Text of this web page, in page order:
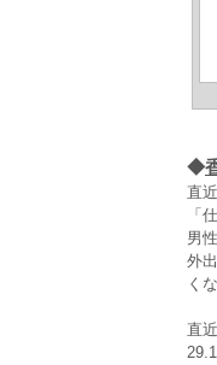
◆
直
「
男
外
く
直